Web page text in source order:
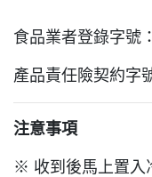
食品業者登錄字號
產品責任險契約字
注意事項
※ 收到後馬上置入